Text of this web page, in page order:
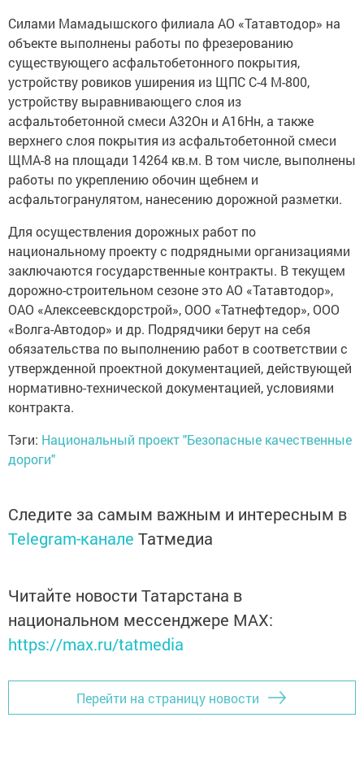
Силами Мамадышского филиала АО «Татавтодор» на
объекте выполнены работы по фрезерованию
существующего асфальтобетонного покрытия,
устройству ровиков уширения из ЩПС С-4 М-800,
устройству выравнивающего слоя из
асфальтобетонной смеси А32Он и А16Нн, а также
верхнего слоя покрытия из асфальтобетонной смеси
ЩМА-8 на площади 14264 кв.м. В том числе, выполнены
работы по укреплению обочин щебнем и
асфальтогранулятом, нанесению дорожной разметки.
Для осуществления дорожных работ по
национальному проекту с подрядными организациями
заключаются государственные контракты. В текущем
дорожно-строительном сезоне это АО «Татавтодор»,
ОАО «Алексеевскдорстрой», ООО «Татнефтедор», ООО
«Волга-Автодор» и др. Подрядчики берут на себя
обязательства по выполнению работ в соответствии с
утвержденной проектной документацией, действующей
нормативно-технической документацией, условиями
контракта.
Тэги: Национальный проект "Безопасные качественные
дороги"
Следите за самым важным и интересным в
Telegram-канале Татмедиа
Читайте новости Татарстана в
национальном мессенджере MАХ:
https://max.ru/tatmedia
Перейти на страницу новости